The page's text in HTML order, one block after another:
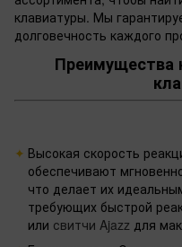
клавиатуры. Мы
долговечность каждого
Преимущества
Высокая скорость
обеспечивают
что делает их
требующих быстрой
или свитчи Ajazz для